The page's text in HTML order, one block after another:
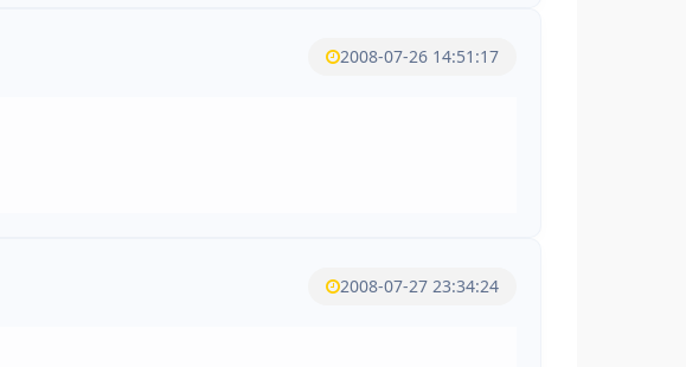
2008-07-26 14:51:17
2008-07-27 23:34:24